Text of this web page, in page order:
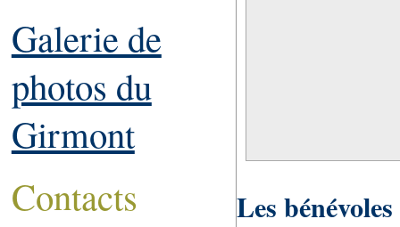
Les
Galerie de
photos du
Girmont
Contacts